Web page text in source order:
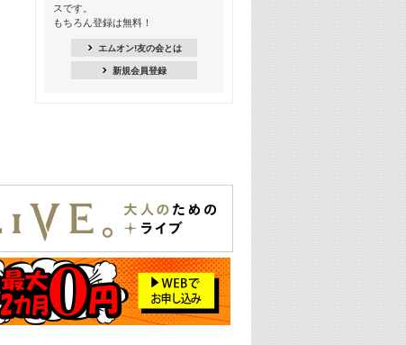
16:30
あのころK-POPヒッツ! 2021年
22:00
大人のための名曲セレクション ～バン
ド編～【歌詞入り】
22:30
今推したい! エムオン!おすすめミュー
ジックビデオ特集＜#28＞
23:00
スです。
もちろん登録は無料！
エムオン!友の会とは
新規会員登録